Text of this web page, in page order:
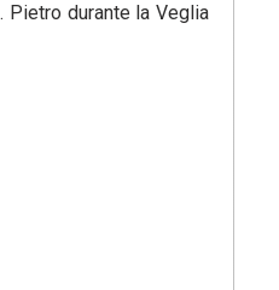
Pietro durante la Veglia